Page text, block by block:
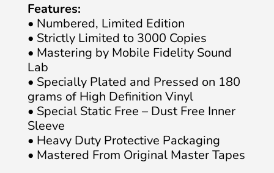
Features:
• Numbered, Limited Edition
• Strictly Limited to 3000 Copies
• Mastering by Mobile Fidelity Sound
Lab
• Specially Plated and Pressed on 180
grams of High Definition Vinyl
• Special Static Free – Dust Free Inner
Sleeve
• Heavy Duty Protective Packaging
• Mastered From Original Master Tapes